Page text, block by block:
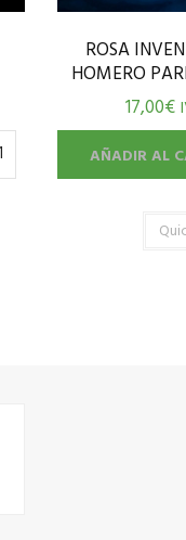
ROSA
HOMERO
17,00€
AÑADIR AL